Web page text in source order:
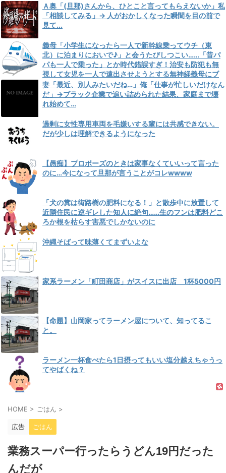
Ａ奥「(旦那)さんから、ひとこと言ってもらえないか」私
「相談してみる」→ 人がおかしくなった瞬間を目の前で
見て...
義母「小学生になったら一人で新幹線乗ってウチ（東
北）に泊まりにおいで♪」と会うたびしつこい……「昔パ
パも一人で乗った」とか時代錯誤すぎ！治安も防犯も無
視して女児を一人で遠出させようとする無神経義母にブ
チ切れ
妻「最近、別人みたいだね…」俺「仕事が忙しいだけなん
だ」→ブラック企業で追い詰められた結果、家庭まで壊
れ始めて…
過剰に女性専用車両を毛嫌いする輩には共感できない。
だが少しは理解できるようになった
【愚痴】プロポーズのときは家事なくていいって言った
のに…今になって旦那が言うことがコレwwww
「犬の糞は街路樹の肥料になる！」と散歩中に放置して
近隣住民に逆ギレした知人に絶句……生のフンは肥料どこ
ろか根を枯らす害悪でしかないのに
沖縄そばって味薄くてまずいよな
家系ラーメン「町田商店」がスイスに出店 1杯5000円
【命題】山岡家ってラーメン屋について、知ってるこ
と。
ラーメン一杯食べたら1日摂ってもいい塩分越えちゃうっ
てやばくね？
HOME > ごはん >
広告 ごはん
業務スーパー行ったらうどん19円だった
んだが